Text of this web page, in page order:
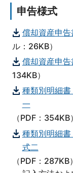
申告様式
償却資産申
ル：26KB）
償却資産申
134KB）
種類別明細
一
（PDF：354KB）
種類別明細
式二
（PDF：287KB）